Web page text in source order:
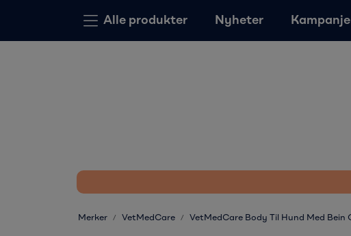
Alle produkter Nyheter
Merker VetMedCare VetMedCare Body Til Hund Med Bein